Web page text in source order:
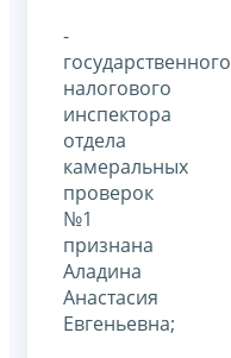
-
государственного
налогового
инспектора
отдела
камеральных
проверок
№1
признана
Аладина
Анастасия
Евгеньевна;